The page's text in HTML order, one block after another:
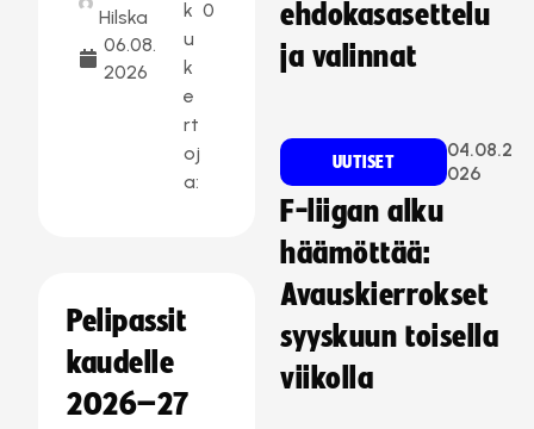
Hilska
06.08.
2026
k
u
k
e
rt
oj
a:
0
Pelipassit
kaudelle
2026–27
ehdokasasettelu
ja valinnat
UUTISET
04.08.2
026
F-liigan alku
häämöttää:
Avauskierrokset
syyskuun toisella
viikolla